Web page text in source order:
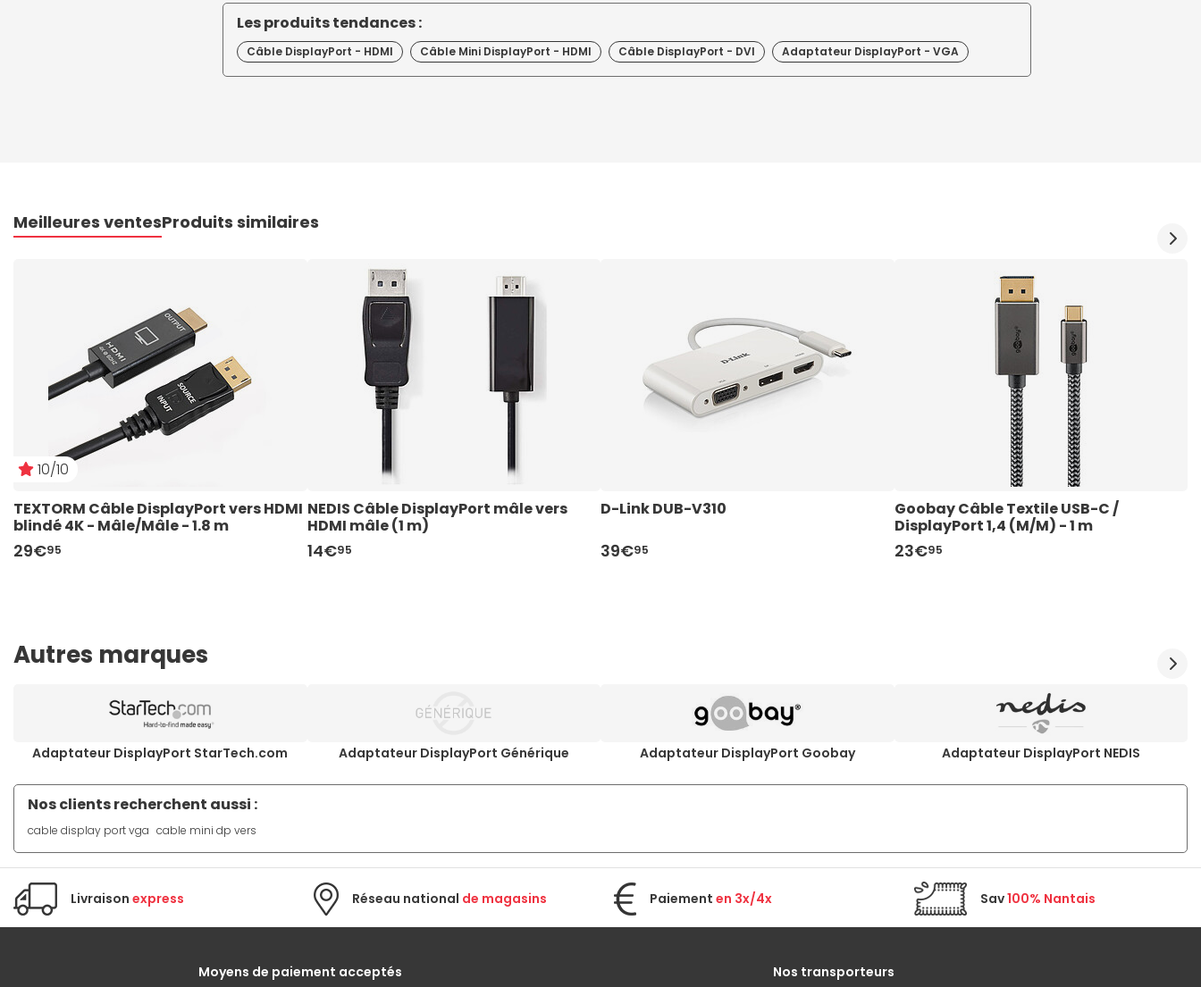
Les produits tendances :
Câble DisplayPort - HDMI Câble Mini DisplayPort - HDMI Câble DisplayPort - DVI Adaptateur DisplayPort - VGA
Meilleures ventesProduits similaires
10/10
TEXTORM Câble DisplayPort vers HDMI
blindé 4K - Mâle/Mâle - 1.8 m
29€95
NEDIS Câble DisplayPort mâle vers
HDMI mâle (1 m)
14€95
D-Link DUB-V310
39€95
Goobay Câble Textile USB-C /
DisplayPort 1,4 (M/M) - 1 m
23€95
Autres marques
Adaptateur DisplayPort StarTech.com Adaptateur DisplayPort Générique Adaptateur DisplayPort Goobay Adaptateur DisplayPort NEDIS
Nos clients recherchent aussi :
cable display port vga cable mini dp vers
Livraison express Réseau national de magasins Paiement en 3x/4x Sav100% Nantais
Moyens de paiement acceptés Nos transporteurs